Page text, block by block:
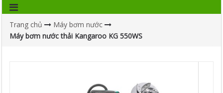
Trang chủ
Máy bơm nước
Máy bơm nước thải Kangaroo KG 550WS